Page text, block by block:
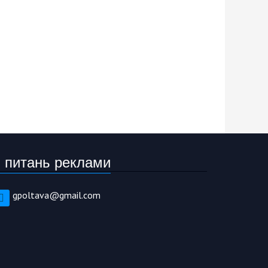
реклами
gpoltava@gmail.com